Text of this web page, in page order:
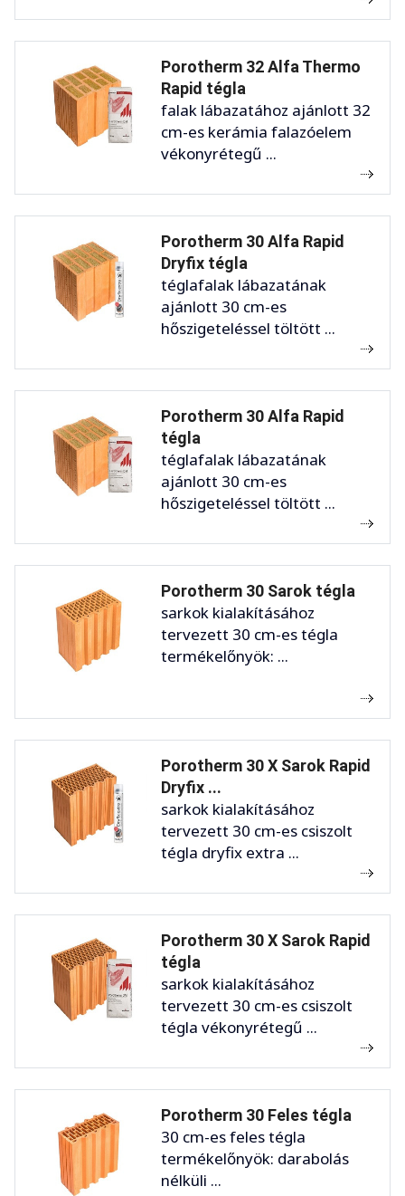
Porotherm 32 Alfa Thermo
Rapid tégla
falak lábazatához ajánlott 32
cm-es kerámia falazóelem
vékonyrétegű ...
Porotherm 30 Alfa Rapid
Dryfix tégla
téglafalak lábazatának
ajánlott 30 cm-es
hőszigeteléssel töltött ...
Porotherm 30 Alfa Rapid
tégla
téglafalak lábazatának
ajánlott 30 cm-es
hőszigeteléssel töltött ...
Porotherm 30 Sarok tégla
sarkok kialakításához
tervezett 30 cm-es tégla
termékelőnyök: ...
Porotherm 30 X Sarok Rapid
Dryfix ...
sarkok kialakításához
tervezett 30 cm-es csiszolt
tégla dryfix extra ...
Porotherm 30 X Sarok Rapid
tégla
sarkok kialakításához
tervezett 30 cm-es csiszolt
tégla vékonyrétegű ...
Porotherm 30 Feles tégla
30 cm-es feles tégla
termékelőnyök: darabolás
nélküli ...